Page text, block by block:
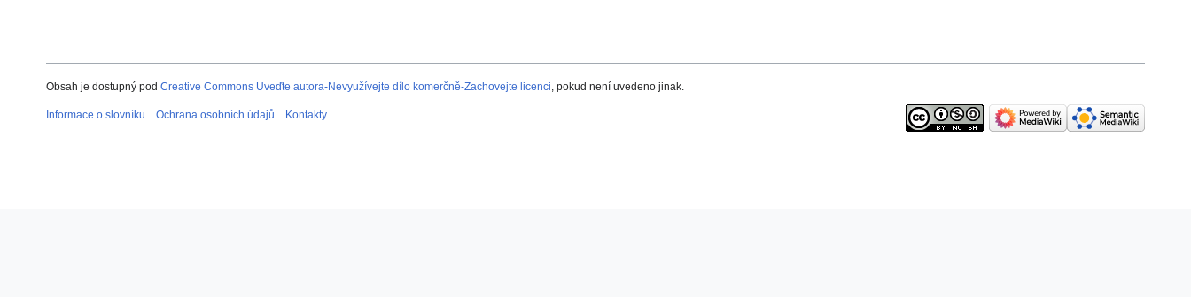
Obsah je dostupný pod Creative Commons Uveďte autora-Nevyužívejte dílo komerčně-Zachovejte licenci, pokud není uvedeno jinak.
Informace o slovníku Ochrana osobních údajů Kontakty